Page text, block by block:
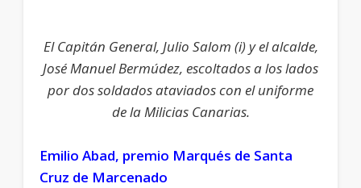
El Capitán General, Julio Salom (i) y el alcalde,
José Manuel Bermúdez, escoltados a los lados
por dos soldados ataviados con el uniforme
de la Milicias Canarias.
Emilio Abad, premio Marqués de Santa
Cruz de Marcenado